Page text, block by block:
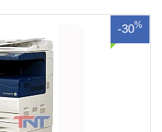
-30%